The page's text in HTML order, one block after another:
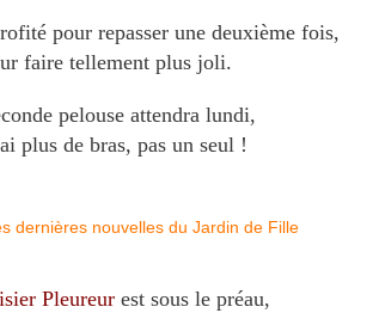
pour repasser une deuxième fois,
faire tellement plus joli.
pelouse attendra lundi,
plus de bras, pas un seul !
Pleureurest sous le préau,